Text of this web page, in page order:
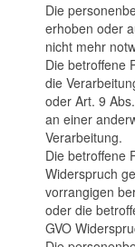
Die
erhoben oder
nicht mehr
Die betroffene
die
oder Art. 9
an einer
Verarbeitung.
Die betroffene
Widerspruch
vorrangigen
oder die
GVO